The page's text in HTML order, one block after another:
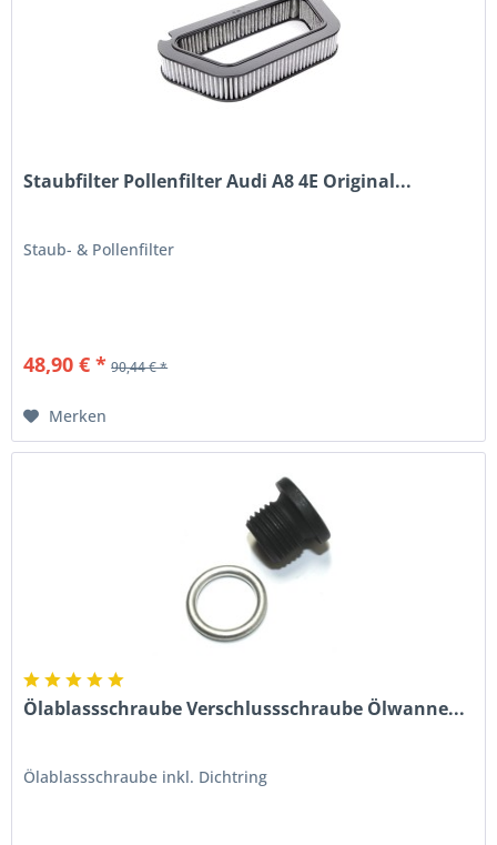
Staubfilter Pollenfilter Audi A8 4E Original...
Staub- & Pollenfilter
48,90 € * 90,44 € *
Merken
Ölablassschraube Verschlussschraube Ölwanne...
Ölablassschraube inkl. Dichtring